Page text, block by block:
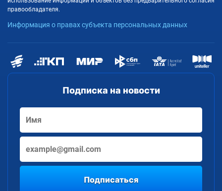
Подписка на новости
Подписаться
правообладателя.
Информация о правах субъекта персональных данных